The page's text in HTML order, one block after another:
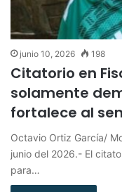
junio 10, 2026 198
Citatorio en
solamente
fortalece al
Octavio Ortiz García/
junio del 2026.- El
para…